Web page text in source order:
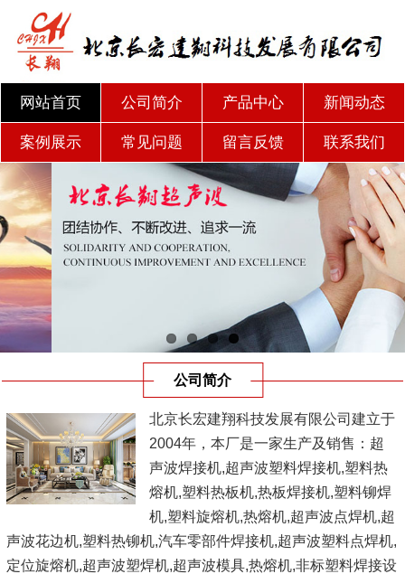
网站首页 公司简介 产品中心 新闻动态
案例展示 常见问题 留言反馈 联系我们
公司简介
北京长宏建翔科技发展有限公司建立于
2004年，本厂是一家生产及销售：超
声波焊接机,超声波塑料焊接机,塑料热
熔机,塑料热板机,热板焊接机,塑料铆焊
机,塑料旋熔机,热熔机,超声波点焊机,超
声波花边机,塑料热铆机,汽车零部件焊接机,超声波塑料点焊机,
定位旋熔机,超声波塑焊机,超声波模具,热熔机,非标塑料焊接设